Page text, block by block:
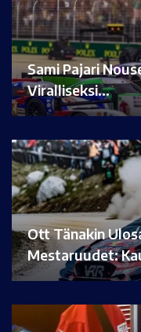
Sami Pajari
Viralliseksi…
Ott Tänakin
Mestaruudet: